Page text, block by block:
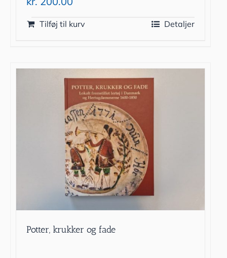
Tilføj til kurv Detaljer
Potter, krukker og fade